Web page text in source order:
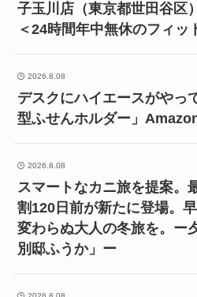
子玉川店（東京都世田谷区
＜24時間年中無休のフィッ
2026.8.08
デスクにハイエースがやっ
型ふせんホルダー」
2026.8.08
スマートなカニ旅を提案。
割120日前が新たに登場。
変わらぬ大人の冬旅を。ー
別邸ふうか」ー